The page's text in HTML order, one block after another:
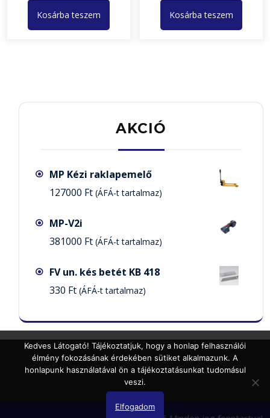
Kosárba teszem Kosárba teszem
AKCIÓ
MP Kézi raklapemelő
127000 Ft (ÁFÁ-t tartalmaz)
MP-V2i
381000 Ft (ÁFÁ-t tartalmaz)
FV un. kés betét KB 418
330 Ft (ÁFÁ-t tartalmaz)
Kedves Látogató! Tájékoztatjuk, hogy a honlap felhasználói
élmény fokozásának érdekében sütiket alkalmazunk. A
honlapunk használatával ön a tájékoztatásunkat tudomásul
veszi.
Elfogadom